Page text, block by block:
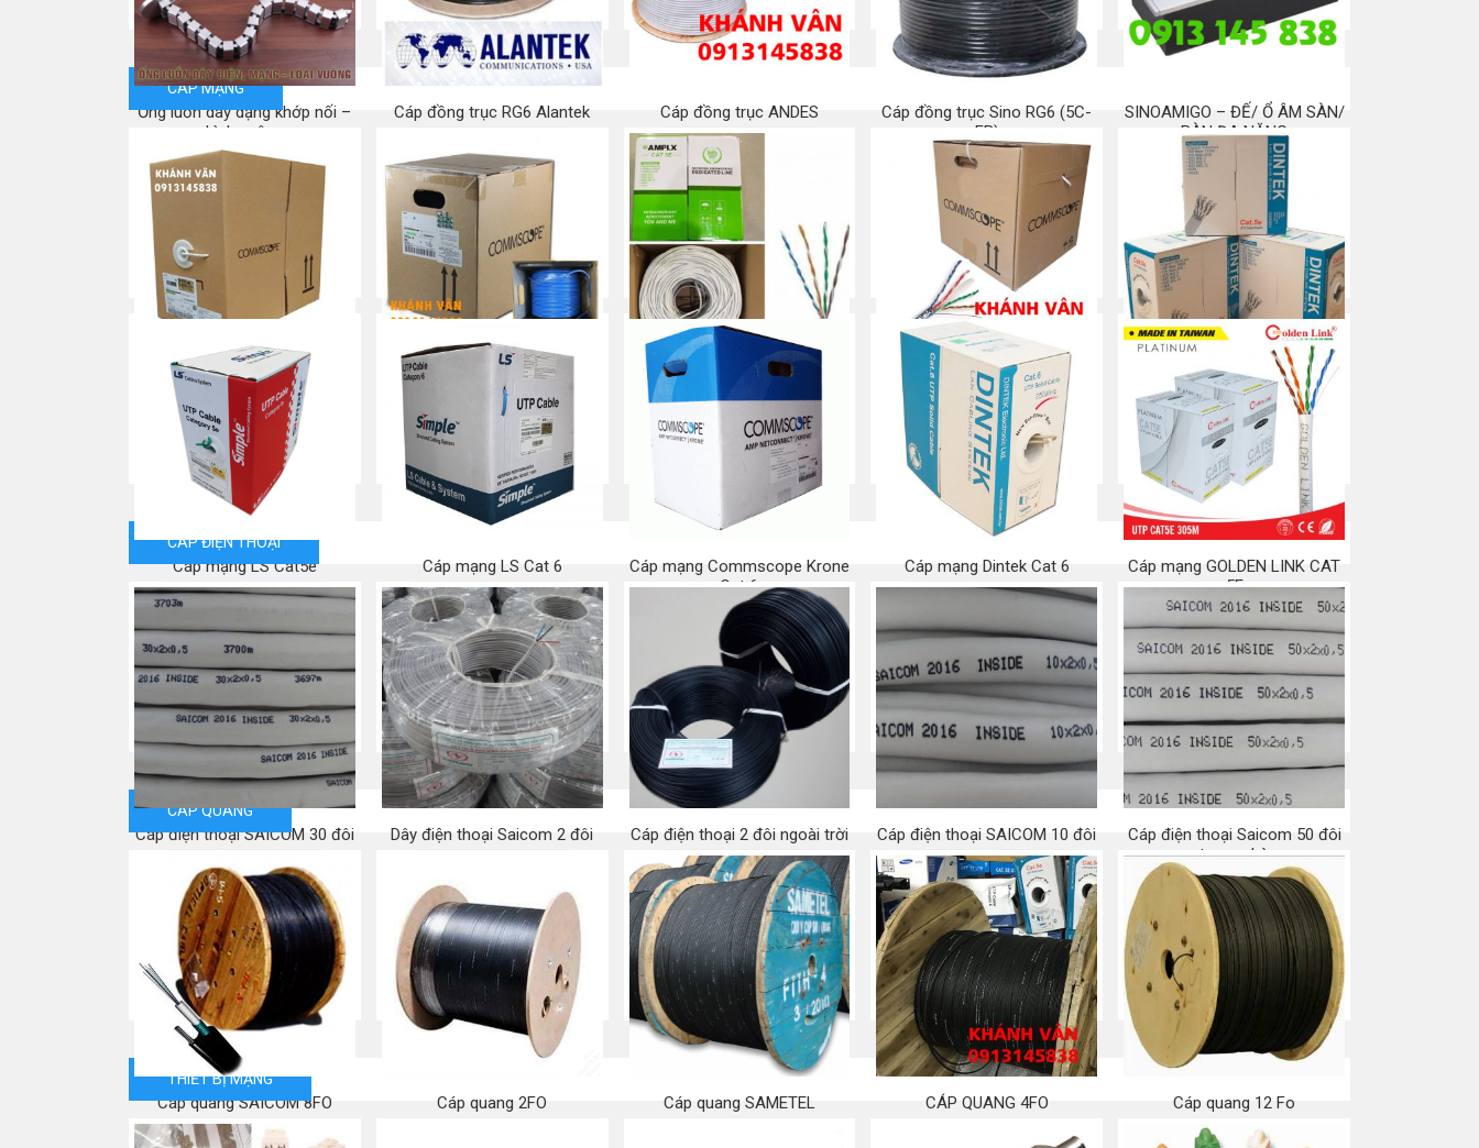
Ống luồn dây dạng khớp nối –
hình vuông
Mua ngay
Cáp đồng trục RG6 Alantek Cáp đồng trục ANDES
Mua ngay
Cáp đồng trục Sino RG6 (5C-
FB)
Mua ngay
SINOAMIGO – ĐẾ/ Ổ ÂM SÀN/
BÀN ĐA NĂNG
Mua ngay
CÁP MẠNG
Commscope CAT 5e
Mua ngay
Commscope/AMP CAT 6
Mua ngay
Cáp mạng AMPLX Cat 5e
Cáp mạng Commscope Cat
5e chống nhiễu (STP)
Mua ngay
Cáp mạng Dintek Cat 5e
Mua ngay
Cáp mạng LS Cat5e
Mua ngay
Cáp mạng LS Cat 6
Mua ngay
Cáp mạng Commscope Krone
Cat 6
Mua ngay
Cáp mạng Dintek Cat 6
Mua ngay
Cáp mạng GOLDEN LINK CAT
5E
Mua ngay
CÁP ĐIỆN THOẠI
Cáp điện thoại SAICOM 30 đôi
Mua ngay
Dây điện thoại Saicom 2 đôi Cáp điện thoại 2 đôi ngoài trời
Mua ngay
Cáp điện thoại SAICOM 10 đôi
Mua ngay
Cáp điện thoại Saicom 50 đôi
trong nhà
Mua ngay
CÁP QUANG
Cáp quang SAICOM 8FO
Mua ngay
Cáp quang 2FO Cáp quang SAMETEL CÁP QUANG 4FO Cáp quang 12 Fo
Mua ngay
THIẾT BỊ MẠNG